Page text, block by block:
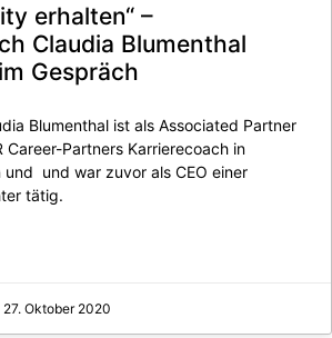
erhalten“ –
Claudia Blumenthal
Gespräch
Blumenthal ist als Associated Partner
Career-Partners Karrierecoach in
und und war zuvor als CEO einer
tätig.
27. Oktober 2020